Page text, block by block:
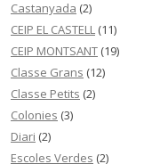
Castanyada (2)
CEIP EL CASTELL (11)
CEIP MONTSANT (19)
Classe Grans (12)
Classe Petits (2)
Colonies (3)
Diari (2)
Escoles Verdes (2)